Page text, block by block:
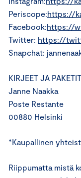
Periscope:https://
Facebook:https://
Twitter: https://
Snapchat:
KIRJEET JA
Janne Naakka
Poste Restante
00880 Helsinki
*Kaupallinen
Riippumatta mistä